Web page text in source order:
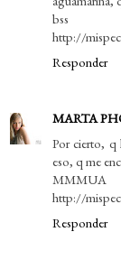
bss
http://
Responder
MARTA
Por cierto, q
eso, q me
MMMUA
http://
Responder